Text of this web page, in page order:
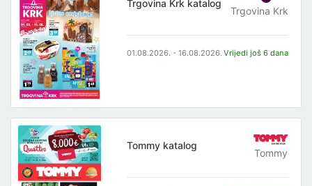
Trgovina Krk katalog
Trgovina Krk
01.08.2026. - 16.08.2026. Vrijedi još 6 dana
Tommy katalog
Tommy